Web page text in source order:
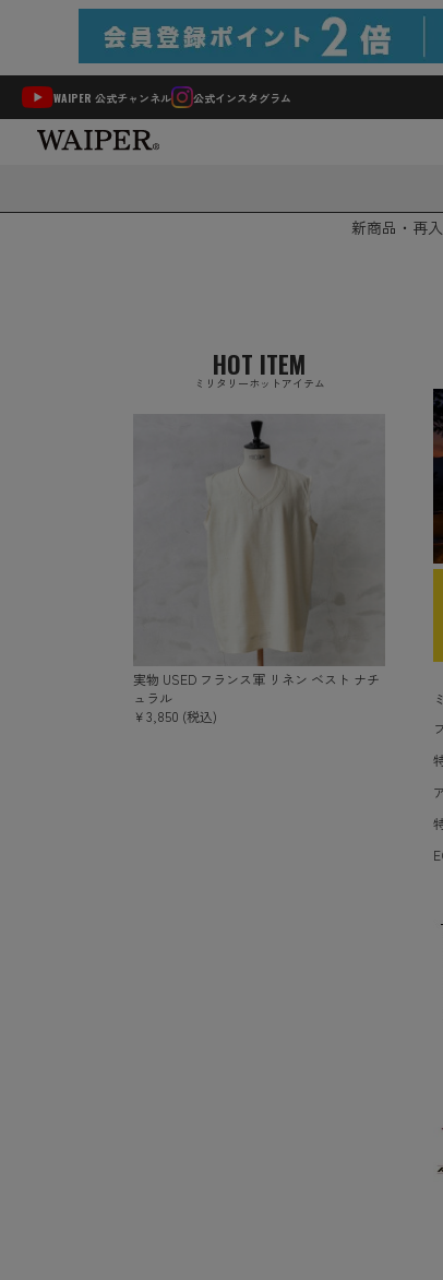
WAIPER 公式チャンネル 公式インスタグラム
新商品・再
HOT ITEM
ミリタリーホットアイテム
実物 USED フランス軍 リネン ベスト ナチ
ュラル
￥3,850 (税込)